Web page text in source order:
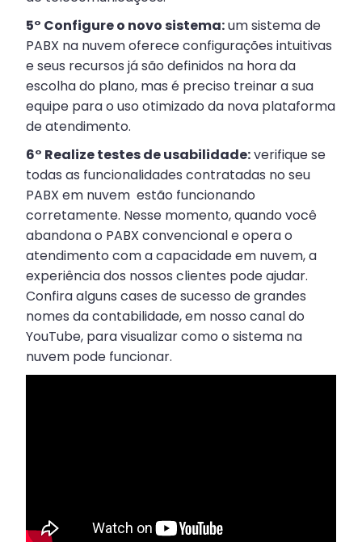
5° Configure o novo sistema:um sistema de
PABX na nuvem oferece configurações intuitivas
e seus recursos já são definidos na hora da
escolha do plano, mas é preciso treinar a sua
equipe para o uso otimizado da nova plataforma
de atendimento.
6° Realize testes de usabilidade:verifique se
todas as funcionalidades contratadas no seu
PABX em nuvem estão funcionando
corretamente. Nesse momento, quando você
abandona o PABX convencional e opera o
atendimento com a capacidade em nuvem, a
experiência dos nossos clientes pode ajudar.
Confira alguns cases de sucesso de grandes
nomes da contabilidade, em nosso canal do
YouTube, para visualizar como o sistema na
nuvem pode funcionar.